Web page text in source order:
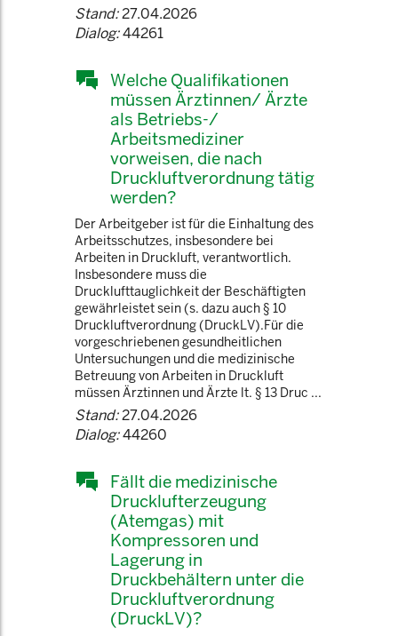
Stand:27.04.2026
Dialog:44261
Welche Qualifikationen
müssen Ärztinnen/ Ärzte
als Betriebs-/
Arbeitsmediziner
vorweisen, die nach
Druckluftverordnung tätig
werden?
Der Arbeitgeber ist für die Einhaltung des
Arbeitsschutzes, insbesondere bei
Arbeiten in Druckluft, verantwortlich.
Insbesondere muss die
Drucklufttauglichkeit der Beschäftigten
gewährleistet sein (s. dazu auch § 10
Druckluftverordnung (DruckLV).Für die
vorgeschriebenen gesundheitlichen
Untersuchungen und die medizinische
Betreuung von Arbeiten in Druckluft
müssen Ärztinnen und Ärzte lt. § 13 Druc ...
Stand:27.04.2026
Dialog:44260
Fällt die medizinische
Drucklufterzeugung
(Atemgas) mit
Kompressoren und
Lagerung in
Druckbehältern unter die
Druckluftverordnung
(DruckLV)?